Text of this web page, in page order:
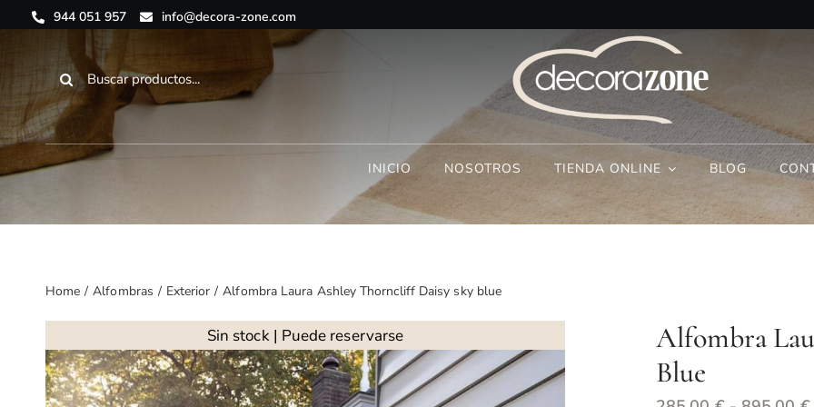
Saltar
al
contenido
944 051 957 info@decora-zone.com
Buscar:
INICIO NOSOTROS TIENDA ONLINE BLOG
Home Alfombras Exterior Alfombra Laura Ashley Thorncliff Daisy sky blue
Sin stock | Puede reservarse
Alfombra
Blue